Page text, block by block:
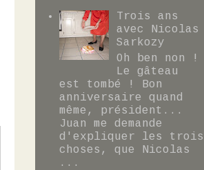
Trois ans
avec Nicolas
Sarkozy
Oh ben non !
Le gâteau
est tombé ! Bon
anniversaire quand
même, président...
Juan me demande
d'expliquer les trois
choses, que Nicolas
...